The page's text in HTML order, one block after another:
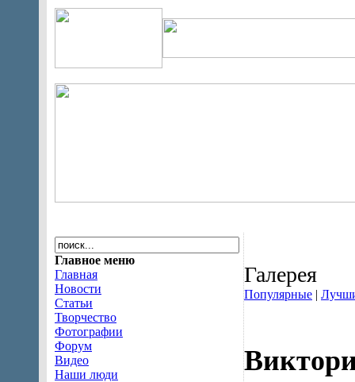
Главное меню
Главная
Новости
Статьи
Творчество
Фотографии
Форум
Видео
Наши люди
Галерея
Популярные |